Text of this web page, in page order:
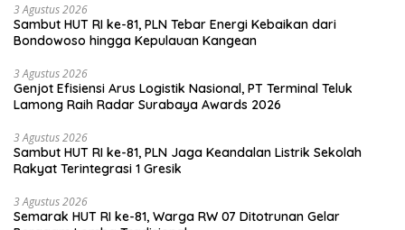
3 Agustus 2026
Sambut HUT RI ke-81, PLN Tebar Energi Kebaikan dari
Bondowoso hingga Kepulauan Kangean
3 Agustus 2026
Genjot Efisiensi Arus Logistik Nasional, PT Terminal Teluk
Lamong Raih Radar Surabaya Awards 2026
3 Agustus 2026
Sambut HUT RI ke-81, PLN Jaga Keandalan Listrik Sekolah
Rakyat Terintegrasi 1 Gresik
3 Agustus 2026
Semarak HUT RI ke-81, Warga RW 07 Ditotrunan Gelar